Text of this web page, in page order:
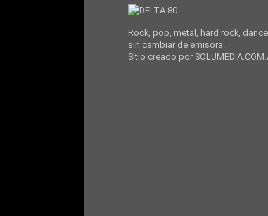
Rock, pop, metal, hard rock,
sin cambiar de emisora.
Sitio creado por